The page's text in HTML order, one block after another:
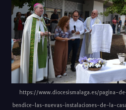
https://www.diocesismalaga.es/pagina-
bendice-las-nuevas-instalaciones-de-la-